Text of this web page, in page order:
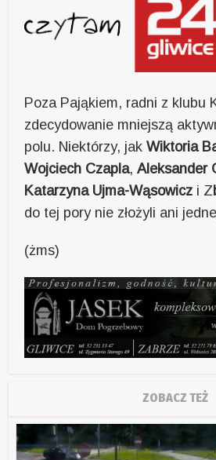
Poza Pająkiem, radni z klubu
zdecydowanie mniejszą
polu. Niektórzy, jakWiktoria
Wojciech Czapla,Aleksander
Katarzyna Ujma-Wąsowicz i Z
do tej pory nie złożyli ani
(żms)
ZOBACZ TEŻ